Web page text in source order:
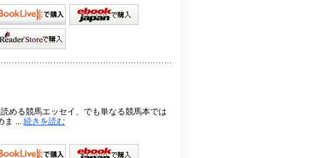
める競馬エッセイ、でも単なる競馬本では
ま ... 続きを読む